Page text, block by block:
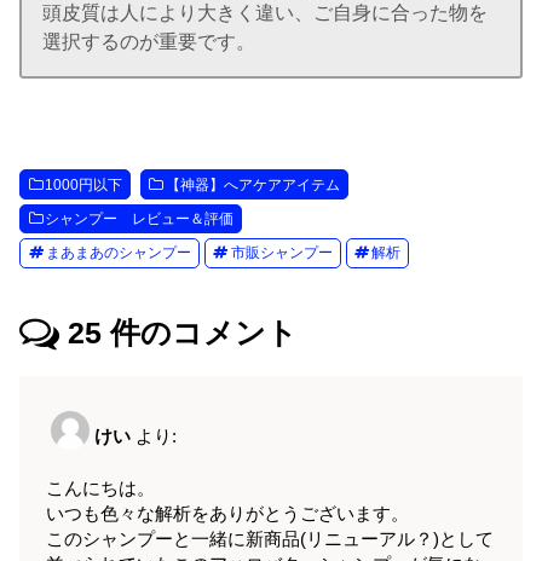
頭皮質は人により大きく違い、ご自身に合った物を
選択するのが重要です。
1000円以下 【神器】へアケアアイテム
シャンプー レビュー＆評価
まあまあのシャンプー 市販シャンプー 解析
25 件のコメント
けい より:
こんにちは。
いつも色々な解析をありがとうございます。
このシャンプーと一緒に新商品(リニューアル？)として